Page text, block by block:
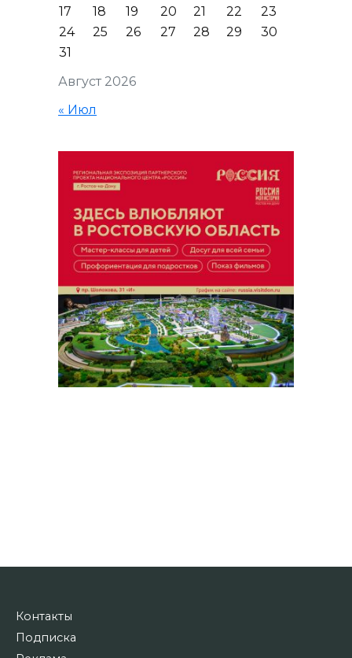
Август 2026
17
18 19 20 21 22
23
24
25 26 27 28 29
30
31
« Июл
Контакты
Подписка